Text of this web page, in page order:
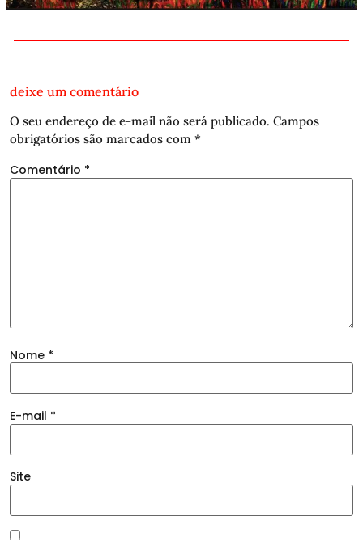
deixe um comentário
O seu endereço de e-mail não será publicado. Campos
obrigatórios são marcados com *
Comentário *
Nome *
E-mail *
Site